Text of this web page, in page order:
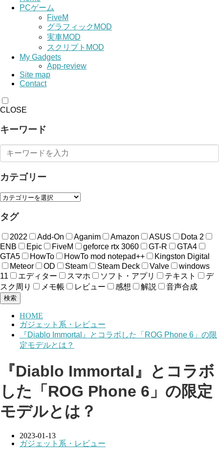
PCゲーム
FiveM
グラフィックMOD
実車MOD
スクリプトMOD
My Gadgets
App-review
Site map
Contact
CLOSE
キーワード
カテゴリー
タグ
2022 Add-On Aganim Amazon ASUS
Dota 2
ENB
Epic FiveM geforce rtx 3060 GT-R
GTA4
GTA5
HowTo HowTo mod notepad++
Kingston Digital
Meteor
OD Steam Steam Deck Valve
windows
11
エディター スマホ ソフト・アプリ テキスト
デ
スク周り
メモ帳 レビュー 感想 解説 音声合成
検索
HOME
ガジェット系・レビュー
『Diablo Immortal』とコラボした「ROG Phone 6」の限
定モデルとは？
『Diablo Immortal』とコラボ
した「ROG Phone 6」の限定
モデルとは？
2023-01-13
ガジェット系・レビュー